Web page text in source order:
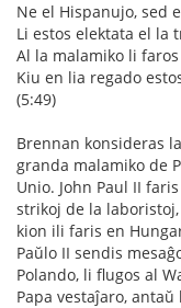
Ne el Hispanujo, sed
Li estos elektata el la
Al la malamiko li
Kiu en lia regado
(5:49)
Brennan konsideras
granda malamiko de
Unio. John Paul II
strikoj de la
kion ili faris en
Paŭlo II sendis
Polando, li flugos al
Papa vestaĵaro,